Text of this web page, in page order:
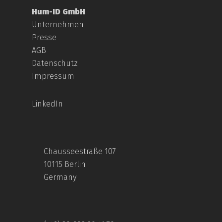
Hum-ID GmbH
Unternehmen
Presse
AGB
Datenschutz
Impressum
LinkedIn
Chausseestraße 107
10115 Berlin
Germany